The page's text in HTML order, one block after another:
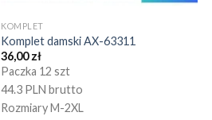
KOMPLET
Komplet damski AX-63311
36,00zł
Paczka 12 szt
44.3 PLN brutto
Rozmiary M-2XL